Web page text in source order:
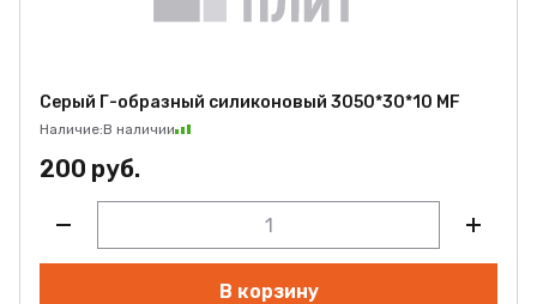
Серый Г-образный силиконовый 3050*30*10 MF
Наличие:В наличии
200 руб.
В корзину